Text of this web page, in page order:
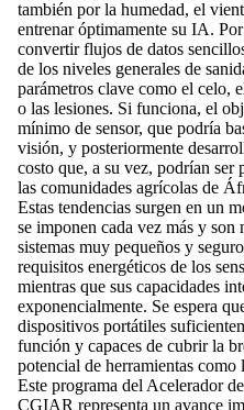
también por la humedad, el
entrenar óptimamente su IA.
convertir flujos de datos
de los niveles generales de
parámetros clave como el celo,
o las lesiones. Si funciona, el
mínimo de sensor, que podría
visión, y posteriormente
costo que, a su vez, podrían ser
las comunidades agrícolas de
Estas tendencias surgen en un
se imponen cada vez más y son
sistemas muy pequeños y
requisitos energéticos de los
mientras que sus capacidades
exponencialmente. Se espera
dispositivos portátiles
función y capaces de cubrir la
potencial de herramientas como
Este programa del Acelerador
CGIAR representa un avance